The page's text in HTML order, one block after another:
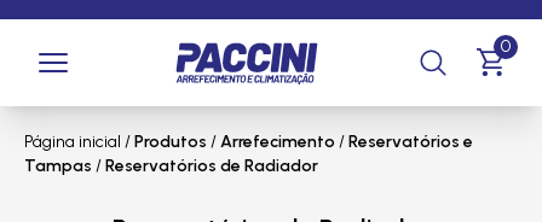
0
Página inicial /Produtos /Arrefecimento/Reservatórios e
Tampas /Reservatórios de Radiador